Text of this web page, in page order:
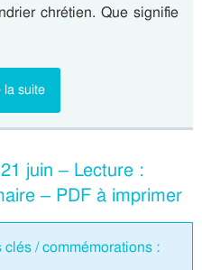
chrétien. Que signifie
la suite
juin – Lecture :
– PDF à imprimer
/ commémorations :